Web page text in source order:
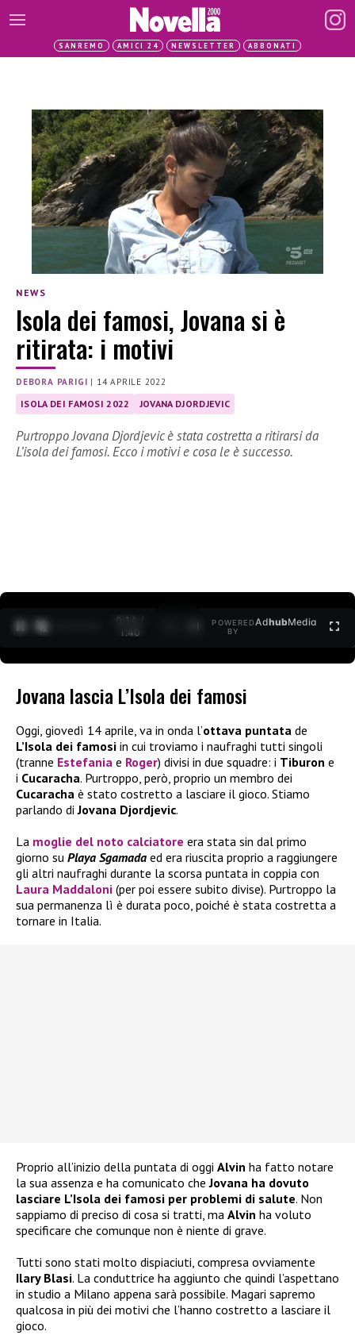
SANREMO AMICI 24 NEWSLETTER ABBONATI
NEWS
Isola dei famosi, Jovana si è
ritirata: i motivi
DEBORA PARIGI | 14 APRILE 2022
ISOLA DEI FAMOSI 2022 JOVANA DJORDJEVIC
Purtroppo Jovana Djordjevic è stata costretta a ritirarsi da
L’isola dei famosi. Ecco i motivi e cosa le è successo.
0:15 /
1:40
POWERED
BY
AdhubMedia
Jovana lascia L’Isola dei famosi
Oggi, giovedì 14 aprile, va in onda l’ottava puntata de
L’Isola dei famosi in cui troviamo i naufraghi tutti singoli
(tranne Estefania e Roger) divisi in due squadre: i Tiburon e
i Cucaracha. Purtroppo, però, proprio un membro dei
Cucaracha è stato costretto a lasciare il gioco. Stiamo
parlando diJovana Djordjevic.
La moglie del noto calciatore era stata sin dal primo
giorno su Playa Sgamada ed era riuscita proprio a raggiungere
gli altri naufraghi durante la scorsa puntata in coppia con
Laura Maddaloni (per poi essere subito divise). Purtroppo la
sua permanenza lì è durata poco, poiché è stata costretta a
tornare in Italia.
Proprio all’inizio della puntata di oggi Alvin ha fatto notare
la sua assenza e ha comunicato cheJovana ha dovuto
lasciare L’Isola dei famosi per problemi di salute. Non
sappiamo di preciso di cosa si tratti, ma Alvin ha voluto
specificare che comunque non è niente di grave.
Tutti sono stati molto dispiaciuti, compresa ovviamente
Ilary Blasi. La conduttrice ha aggiunto che quindi l’aspettano
in studio a Milano appena sarà possibile. Magari sapremo
qualcosa in più dei motivi che l’hanno costretto a lasciare il
gioco.